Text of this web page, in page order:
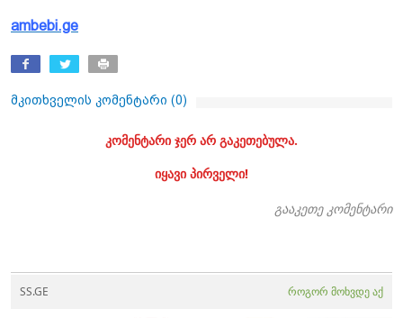
ambebi.ge
მკითხველის კომენტარი (0)
კომენტარი ჯერ არ გაკეთებულა.
იყავი პირველი!
გააკეთე კომენტარი
SS.GE როგორ მოხვდე აქ